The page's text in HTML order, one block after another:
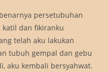
persetubuhan
katil dan fikiranku
telah aku lakukan
tubuh gempal dan gebu
aku kembali bersyahwat.